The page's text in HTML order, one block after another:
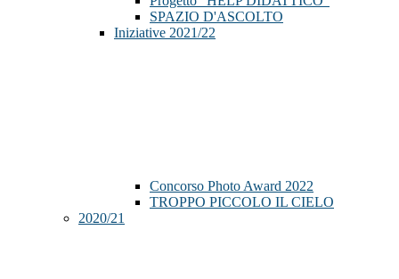
SPAZIO D'ASCOLTO
Iniziative 2021/22
Concorso Photo Award 2022
TROPPO PICCOLO IL CIELO
2020/21